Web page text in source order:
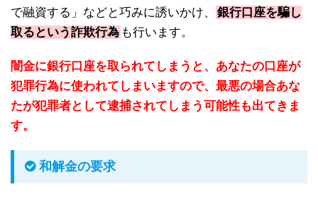
で融資する」などと巧みに誘いかけ、
銀行口座を騙し
取るという詐欺行為 も行います。
闇金に銀行口座を取られてしまうと、あなたの口座が
犯罪行為に使われてしまいますので、最悪の場合あな
たが犯罪者として逮捕されてしまう可能性も出てきま
す。
和解金の要求